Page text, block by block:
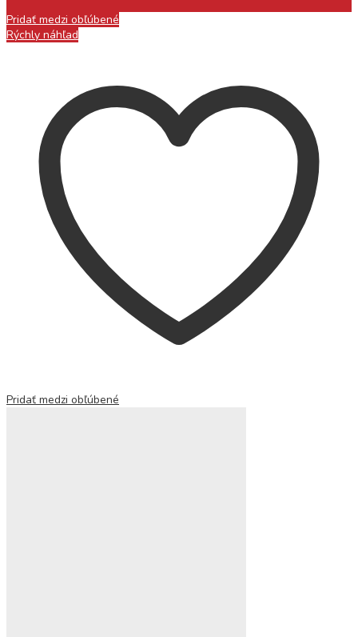
Pridať medzi obľúbené
Rýchly náhľad
Pridať medzi obľúbené